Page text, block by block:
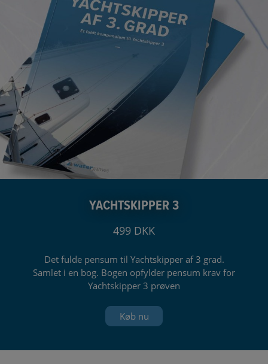
YACHTSKIPPER 3
499 DKK
Det fulde pensum til Yachtskipper af 3 grad.
Samlet i en bog. Bogen opfylder pensum krav for
Yachtskipper 3 prøven
Køb nu